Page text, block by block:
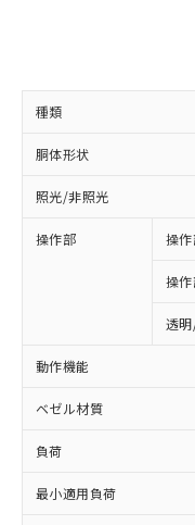
種類
胴体形状
照光/非照光
操作部 操
操
透
動作機能
ベゼル材質
負荷
最小適用負荷